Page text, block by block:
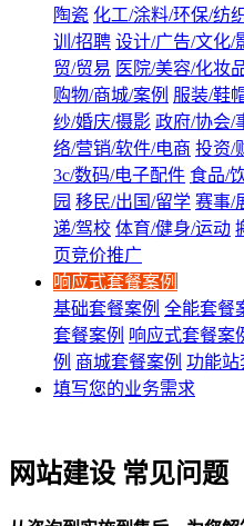
陶瓷 化工/涂料/环保/纺
训/招聘 设计/广告/文化/
贸/贸易 医院/美容/化妆
购物/商城/案例 服装/鞋
纱/婚庆/摄影 政府/协会/
络/营销/软件/电商 投资/
3c/数码/电子配件 食品/
园 移民/出国/留学 赛事/
递/驾校 体育/健身/运动
页竞价推广
响应式套餐案例
基础套餐案例 全能套餐
套餐案例 响应式套餐案
例 商城套餐案例 功能站
填写您的业务需求
网站建设 常见问题